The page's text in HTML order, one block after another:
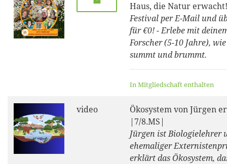
Haus, die Natur erwacht!
Festival per E-Mail und
für €0! - Erlebe mit
Forscher (5-10 Jahre),
summt und brummt.
In Mitgliedschaft enthalten
video
Ökosystem von Jürgen
|7/8.MS|
Jürgen ist Biologielehrer
ehemaliger
erklärt das Ökosystem,